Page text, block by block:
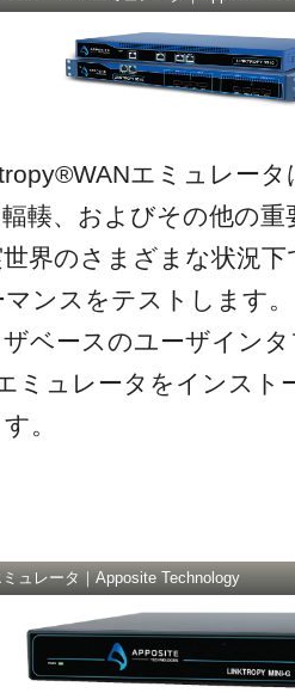
エミュレータ
輳、およびその他の
界のさまざまな状況
ンスをテストします。
ベースのユーザイン
ミュレータをインスト
。
ュレータ｜Apposite Technology